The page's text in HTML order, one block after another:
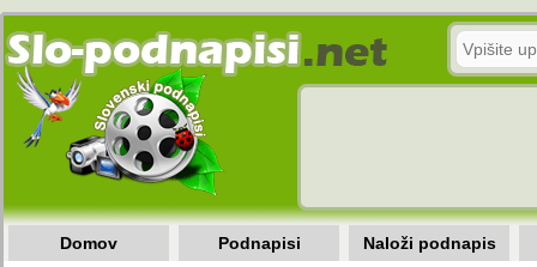
Domov Podnapisi Naloži podnapis